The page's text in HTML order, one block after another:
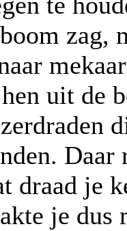
zag,
uit de
Daar
draad je
je dus